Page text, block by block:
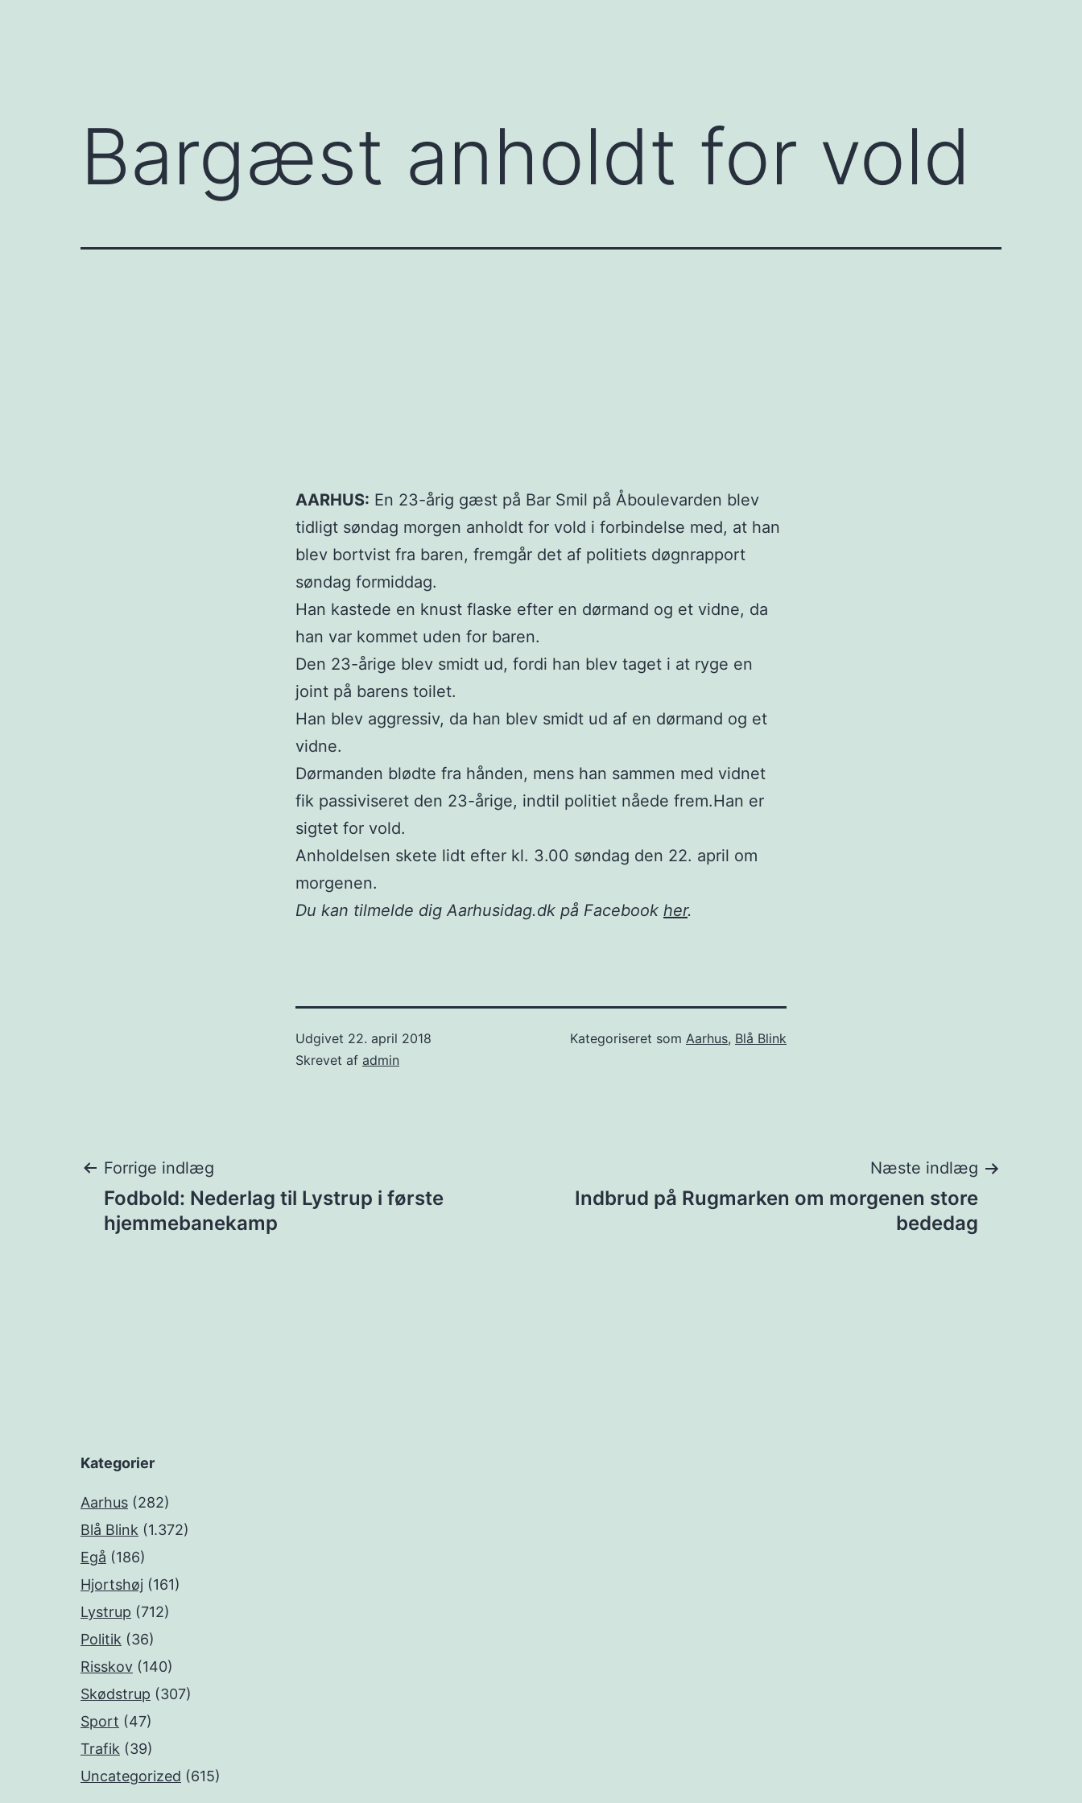
Bargæst anholdt for vold
AARHUS: En 23-årig gæst på Bar Smil på Åboulevarden blev
tidligt søndag morgen anholdt for vold i forbindelse med, at han
blev bortvist fra baren, fremgår det af politiets døgnrapport
søndag formiddag.
Han kastede en knust flaske efter en dørmand og et vidne, da
han var kommet uden for baren.
Den 23-årige blev smidt ud, fordi han blev taget i at ryge en
joint på barens toilet.
Han blev aggressiv, da han blev smidt ud af en dørmand og et
vidne.
Dørmanden blødte fra hånden, mens han sammen med vidnet
fik passiviseret den 23-årige, indtil politiet nåede frem.Han er
sigtet for vold.
Anholdelsen skete lidt efter kl. 3.00 søndag den 22. april om
morgenen.
Du kan tilmelde dig Aarhusidag.dk på Facebook her.
Udgivet 22. april 2018
Skrevet af admin
Kategoriseret som Aarhus, Blå Blink
Indlægsnavigation
Forrige indlæg
Fodbold: Nederlag til Lystrup i første
hjemmebanekamp
Næste indlæg
Indbrud på Rugmarken om morgenen store
bededag
Kategorier
Aarhus (282)
Blå Blink (1.372)
Egå (186)
Hjortshøj (161)
Lystrup (712)
Politik (36)
Risskov (140)
Skødstrup (307)
Sport (47)
Trafik (39)
Uncategorized (615)